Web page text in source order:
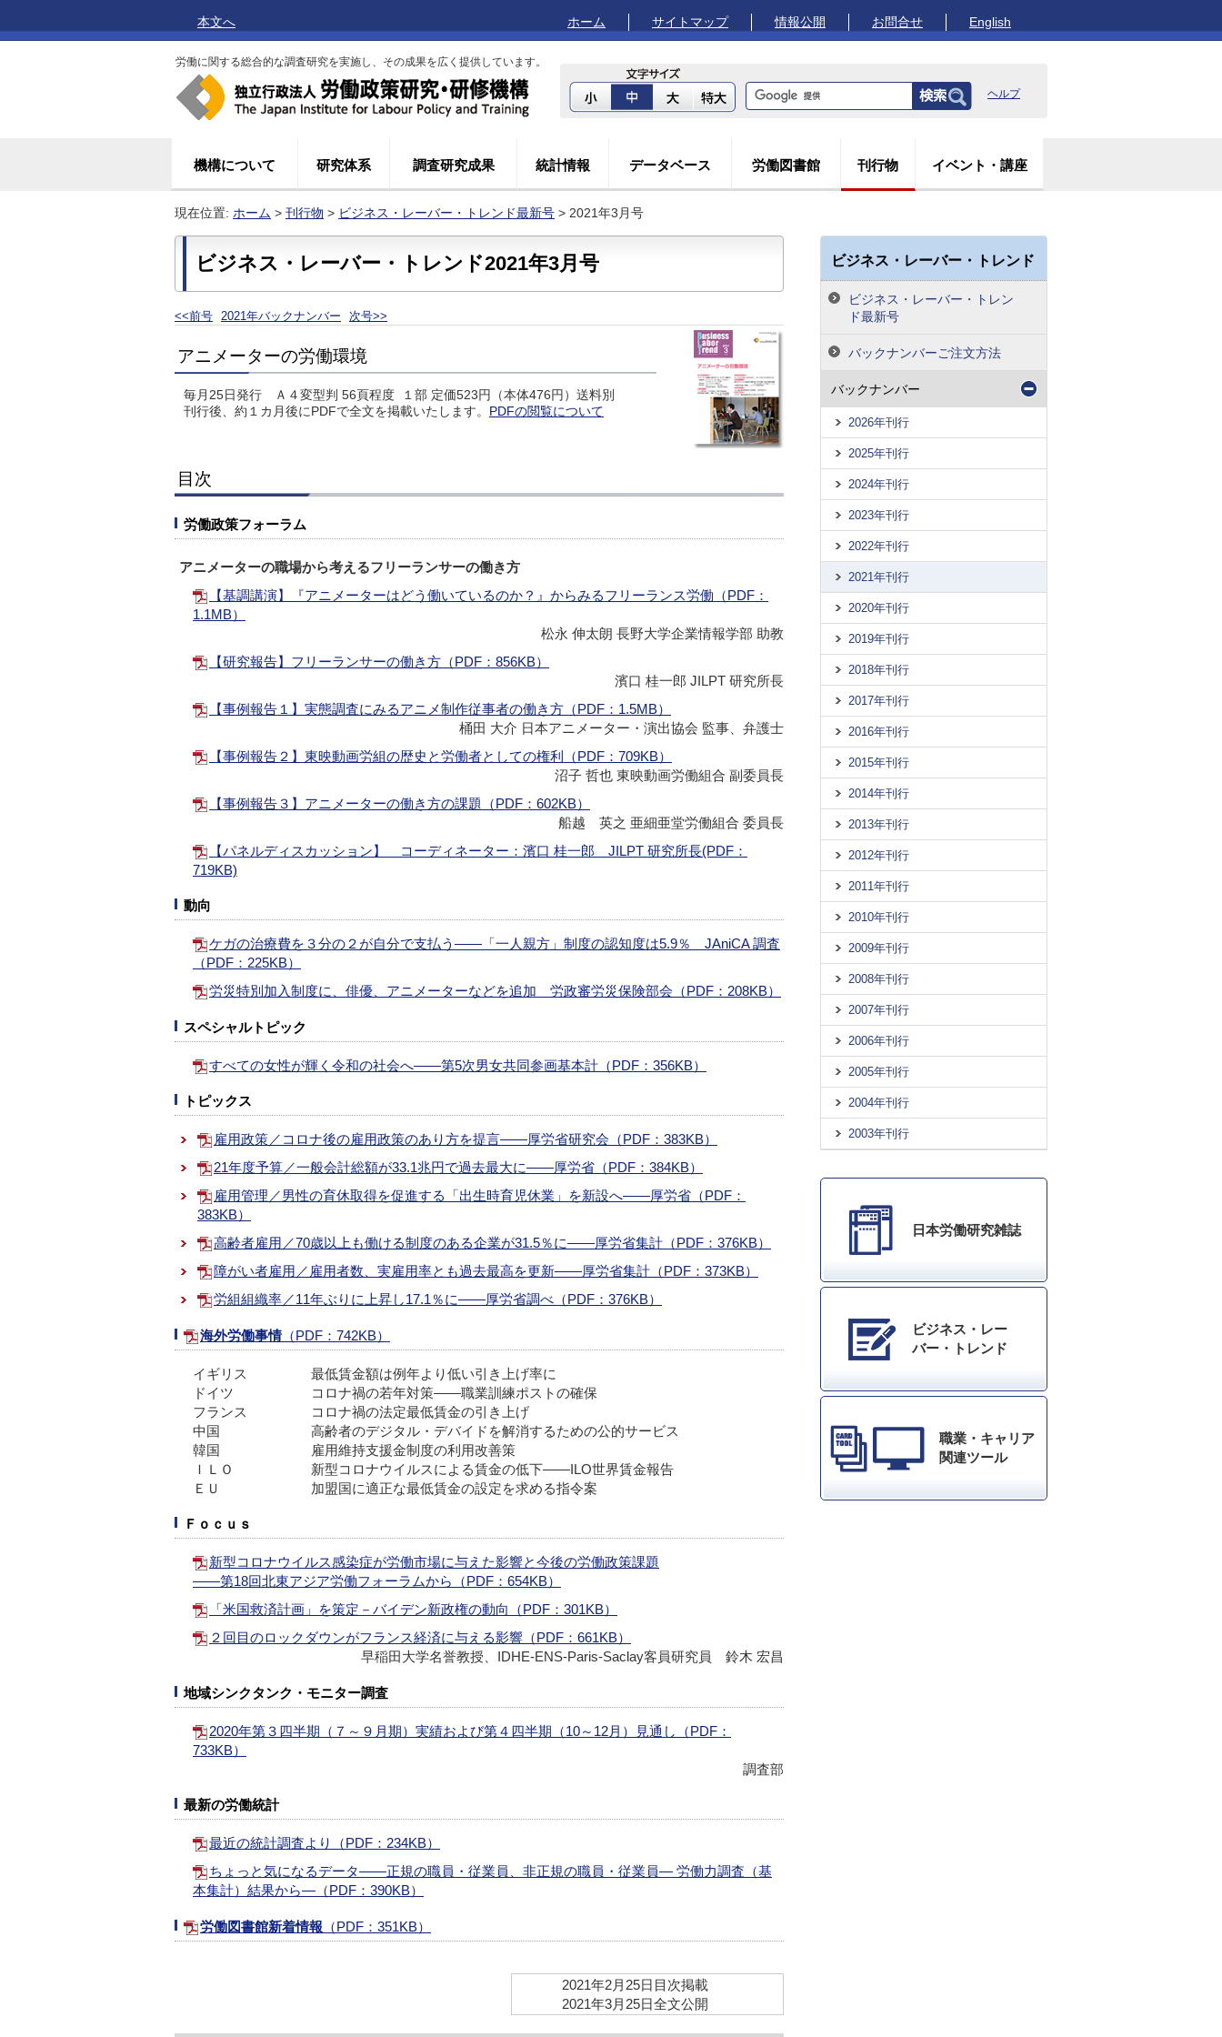
本文へ ホーム サイトマップ 情報公開 お問合せ English
労働に関する総合的な調査研究を実施し、その成果を広く提供しています。
ヘルプ
機構について 研究体系 調査研究成果 統計情報 データベース 労働図書館 刊行物 イベント・講座
現在位置: ホーム > 刊行物 > ビジネス・レーバー・トレンド最新号 > 2021年3月号
ビジネス・レーバー・トレンド2021年3月号
<<前号 2021年バックナンバー 次号>>
アニメーターの労働環境
毎月25日発行 Ａ４変型判 56頁程度 １部 定価523円（本体476円）送料別
刊行後、約１カ月後にPDFで全文を掲載いたします。 PDFの閲覧について
目次
労働政策フォーラム
アニメーターの職場から考えるフリーランサーの働き方
【基調講演】『アニメーターはどう働いているのか？』からみるフリーランス労働（PDF：
1.1MB）
松永 伸太朗 長野大学企業情報学部 助教
【研究報告】フリーランサーの働き方（PDF：856KB）
濱口 桂一郎 JILPT 研究所長
【事例報告１】実態調査にみるアニメ制作従事者の働き方（PDF：1.5MB）
桶田 大介 日本アニメーター・演出協会 監事、弁護士
【事例報告２】東映動画労組の歴史と労働者としての権利（PDF：709KB）
沼子 哲也 東映動画労働組合 副委員長
【事例報告３】アニメーターの働き方の課題（PDF：602KB）
船越 英之 亜細亜堂労働組合 委員長
【パネルディスカッション】 コーディネーター：濱口 桂一郎 JILPT 研究所長(PDF：
719KB)
動向
ケガの治療費を３分の２が自分で支払う――「一人親方」制度の認知度は5.9％ JAniCA 調査
（PDF：225KB）
労災特別加入制度に、俳優、アニメーターなどを追加 労政審労災保険部会（PDF：208KB）
スペシャルトピック
すべての女性が輝く令和の社会へ――第5次男女共同参画基本計（PDF：356KB）
トピックス
雇用政策／コロナ後の雇用政策のあり方を提言――厚労省研究会（PDF：383KB）
21年度予算／一般会計総額が33.1兆円で過去最大に――厚労省（PDF：384KB）
雇用管理／男性の育休取得を促進する「出生時育児休業」を新設へ――厚労省（PDF：
383KB）
高齢者雇用／70歳以上も働ける制度のある企業が31.5％に――厚労省集計（PDF：376KB）
障がい者雇用／雇用者数、実雇用率とも過去最高を更新――厚労省集計（PDF：373KB）
労組組織率／11年ぶりに上昇し17.1％に――厚労省調べ（PDF：376KB）
海外労働事情 （PDF：742KB）
イギリス
最低賃金額は例年より低い引き上げ率に
ドイツ
コロナ禍の若年対策――職業訓練ポストの確保
フランス
コロナ禍の法定最低賃金の引き上げ
中国
高齢者のデジタル・デバイドを解消するための公的サービス
韓国
雇用維持支援金制度の利用改善策
ＩＬＯ
新型コロナウイルスによる賃金の低下――ILO世界賃金報告
ＥＵ
加盟国に適正な最低賃金の設定を求める指令案
Ｆｏｃｕｓ
新型コロナウイルス感染症が労働市場に与えた影響と今後の労働政策課題
――第18回北東アジア労働フォーラムから（PDF：654KB）
「米国救済計画」を策定－バイデン新政権の動向（PDF：301KB）
２回目のロックダウンがフランス経済に与える影響（PDF：661KB）
早稲田大学名誉教授、IDHE-ENS-Paris-Saclay客員研究員 鈴木 宏昌
地域シンクタンク・モニター調査
2020年第３四半期（７～９月期）実績および第４四半期（10～12月）見通し（PDF：
733KB）
調査部
最新の労働統計
最近の統計調査より（PDF：234KB）
ちょっと気になるデータ――正規の職員・従業員、非正規の職員・従業員― 労働力調査（基
本集計）結果から―（PDF：390KB）
労働図書館新着情報 （PDF：351KB）
2021年2月25日目次掲載
2021年3月25日全文公開
ビジネス・レーバー・トレンド
ビジネス・レーバー・トレン
ド最新号
バックナンバーご注文方法
バックナンバー
2026年刊行
2025年刊行
2024年刊行
2023年刊行
2022年刊行
2021年刊行
2020年刊行
2019年刊行
2018年刊行
2017年刊行
2016年刊行
2015年刊行
2014年刊行
2013年刊行
2012年刊行
2011年刊行
2010年刊行
2009年刊行
2008年刊行
2007年刊行
2006年刊行
2005年刊行
2004年刊行
2003年刊行
日本労働研究雑誌
ビジネス・レー
バー・トレンド
職業・キャリア
関連ツール